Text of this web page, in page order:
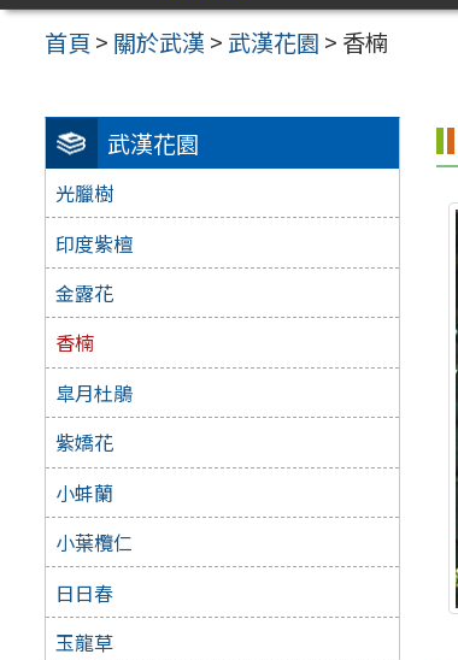
首頁 > 關於武漢 > 武漢花園 > 香楠
武漢花園
光臘樹
印度紫檀
金露花
香楠
皐月杜鵑
紫嬌花
小蚌蘭
小葉欖仁
日日春
玉龍草